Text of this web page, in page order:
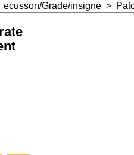
ecusson/Grade/insigne >